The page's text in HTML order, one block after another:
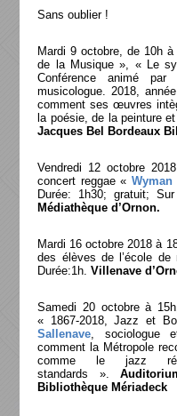
Sans oublier !
Mardi 9 octobre, de 10h
de la Musique », « Le
Conférence animé par
musicologue. 2018,
comment ses œuvres
la poésie, de la peinture
Jacques Bel Bordeaux
Vendredi 12 octobre
concert reggae « Wyman
Durée: 1h30; gratuit;
Médiathèque d’Ornon.
Mardi 16 octobre 2018 à
des élèves de l’école
Durée:1h.Villenave
Samedi 20 octobre à
« 1867-2018, Jazz et
Sallenave, sociologue
comment la Métropole
comme le jazz
standards ».
Bibliothèque Mériadeck